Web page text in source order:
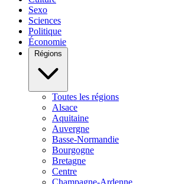
Sexo
Sciences
Politique
Économie
Régions
Toutes les régions
Alsace
Aquitaine
Auvergne
Basse-Normandie
Bourgogne
Bretagne
Centre
Champagne-Ardenne